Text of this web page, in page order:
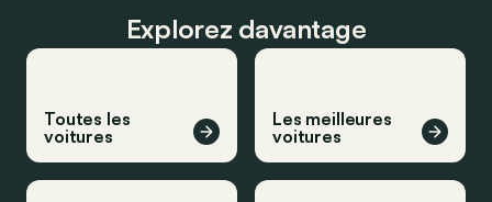
Explorez davantage
Toutes les
voitures
Les meilleures
voitures